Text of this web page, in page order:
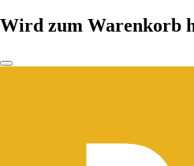
Wird zum Warenkorb